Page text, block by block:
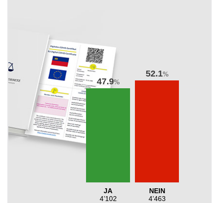
47.9%
JA
4’102
52.1%
NEIN
4’463